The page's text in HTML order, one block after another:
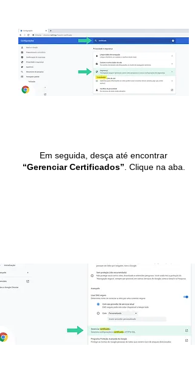
Em seguida, desça até encontrar
“Gerenciar Certificados” . Clique na aba.